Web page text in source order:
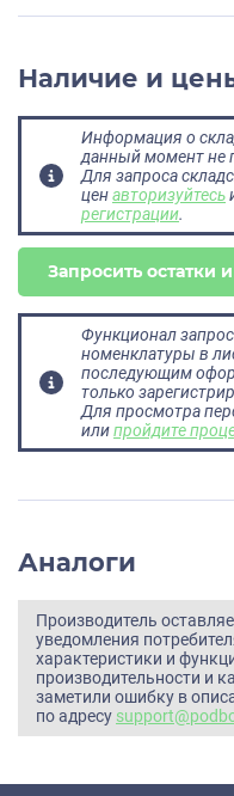
Наличие и
Информация о
данный момент не
Для запроса
ценавторизуйтесь
регистрации.
Запросить остатки
Функционал
номенклатуры в
последующим
только
Для просмотра
илипройдите
Аналоги
Производитель
уведомления
характеристики и
производительности и
заметили ошибку в
по адресу